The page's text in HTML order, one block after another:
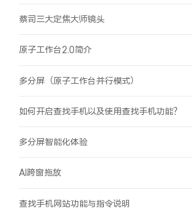
蔡司三大定焦大师镜头
原子工作台2.0简介
多分屏（原子工作台并行模式）
如何开启查找手机以及使用查找手机功能？
多分屏智能化体验
AI跨窗拖放
查找手机网站功能与指令说明